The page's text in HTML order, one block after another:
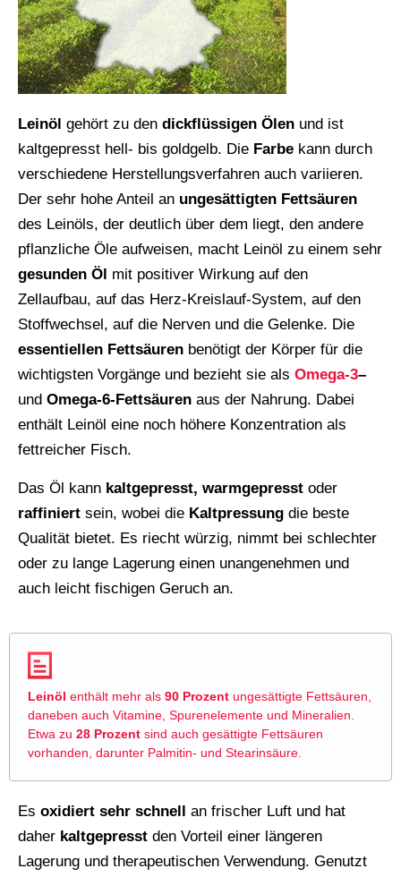
Leinöl gehört zu den dickflüssigen Ölen und ist
kaltgepresst hell- bis goldgelb. Die Farbe kann durch
verschiedene Herstellungsverfahren auch variieren.
Der sehr hohe Anteil an ungesättigten Fettsäuren
des Leinöls, der deutlich über dem liegt, den andere
pflanzliche Öle aufweisen, macht Leinöl zu einem sehr
gesunden Öl mit positiver Wirkung auf den
Zellaufbau, auf das Herz-Kreislauf-System, auf den
Stoffwechsel, auf die Nerven und die Gelenke. Die
essentiellen Fettsäuren benötigt der Körper für die
wichtigsten Vorgänge und bezieht sie als Omega-3–
und Omega-6-Fettsäuren aus der Nahrung. Dabei
enthält Leinöl eine noch höhere Konzentration als
fettreicher Fisch.
Das Öl kann kaltgepresst, warmgepresst oder
raffiniert sein, wobei die Kaltpressung die beste
Qualität bietet. Es riecht würzig, nimmt bei schlechter
oder zu lange Lagerung einen unangenehmen und
auch leicht fischigen Geruch an.
Leinöl enthält mehr als 90 Prozent ungesättigte Fettsäuren,
daneben auch Vitamine, Spurenelemente und Mineralien.
Etwa zu 28 Prozent sind auch gesättigte Fettsäuren
vorhanden, darunter Palmitin- und Stearinsäure.
Es oxidiert sehr schnell
an frischer Luft und hat
daher kaltgepresst den Vorteil einer längeren
Lagerung und therapeutischen Verwendung. Genutzt